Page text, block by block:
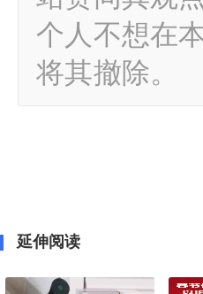
个人不想在
将其撤除。
延伸阅读